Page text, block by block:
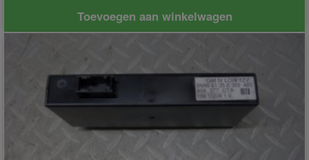
Toevoegen aan winkelwagen